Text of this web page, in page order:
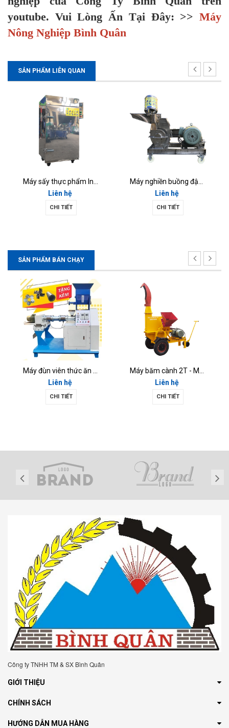
youtube. Vui Lòng Ấn Tại Đây: >>Máy
Nông Nghiệp Bình Quân
SẢN PHẨM LIÊN QUAN
Liên hệ
CHI TIẾT
Liên hệ
CHI TIẾT
SẢN PHẨM BÁN CHẠY
Liên hệ
CHI TIẾT
Liên hệ
CHI TIẾT
Công ty TNHH TM & SX Bình Quân
GIỚI THIỆU
CHÍNH SÁCH
HƯỚNG DẪN MUA HÀNG